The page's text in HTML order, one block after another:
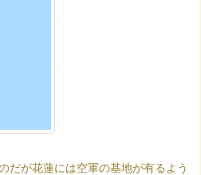
だが花蓮には空軍の基地が有るよう